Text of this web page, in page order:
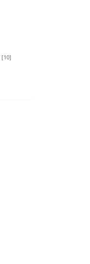
[10]